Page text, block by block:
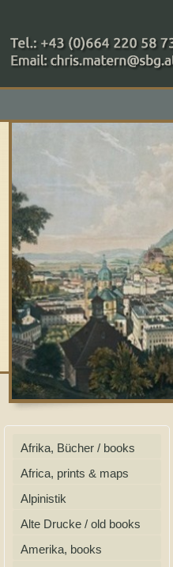
+43 (0)664 220 58
Zahlungsmethoden:
Afrika, Bücher / books
Africa, prints & maps
Alpinistik
Alte Drucke / old books
Amerika, books